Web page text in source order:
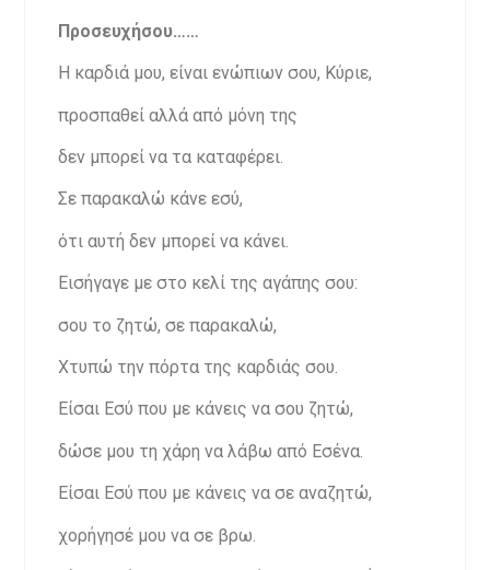
Προσευχήσου……
Η καρδιά μου, είναι ενώπιων σου, Κύριε,
προσπαθεί αλλά από μόνη της
δεν μπορεί να τα καταφέρει.
Σε παρακαλώ κάνε εσύ,
ότι αυτή δεν μπορεί να κάνει.
Εισήγαγε με στο κελί της αγάπης σου:
σου το ζητώ, σε παρακαλώ,
Χτυπώ την πόρτα της καρδιάς σου.
Είσαι Εσύ που με κάνεις να σου ζητώ,
δώσε μου τη χάρη να λάβω από Εσένα.
Είσαι Εσύ που με κάνεις να σε αναζητώ,
χορήγησέ μου να σε βρω.